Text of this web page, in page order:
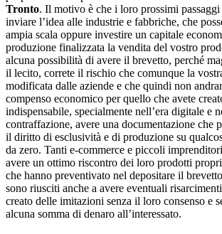
Tronto. Il motivo è che i loro prossimi
inviare l’idea alle industrie e fabbriche, che
ampia scala oppure investire un capitale
produzione finalizzata la vendita del vostro
alcuna possibilità di avere il brevetto, perché
il lecito, correte il rischio che comunque la
modificata dalle aziende e che quindi non
compenso economico per quello che avete
indispensabile, specialmente nell’era digitale e
contraffazione, avere una documentazione che
il diritto di esclusività e di produzione su
da zero. Tanti e-commerce e piccoli
avere un ottimo riscontro dei loro prodotti
che hanno preventivato nel depositare il
sono riusciti anche a avere eventuali
creato delle imitazioni senza il loro consenso e
alcuna somma di denaro all’interessato.